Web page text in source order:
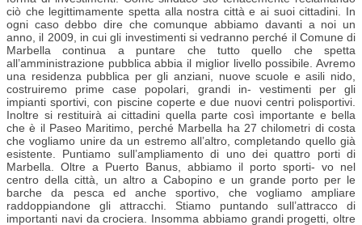
ciò che legittimamente spetta alla nostra città e ai suoi cittadini. In
ogni caso debbo dire che comunque abbiamo davanti a noi un
anno, il 2009, in cui gli investimenti si vedranno perché il Comune di
Marbella continua a puntare che tutto quello che spetta
all’amministrazione pubblica abbia il miglior livello possibile. Avremo
una residenza pubblica per gli anziani, nuove scuole e asili nido,
costruiremo prime case popolari, grandi in- vestimenti per gli
impianti sportivi, con piscine coperte e due nuovi centri polisportivi.
Inoltre si restituirà ai cittadini quella parte così importante e bella
che è il Paseo Maritimo, perché Marbella ha 27 chilometri di costa
che vogliamo unire da un estremo all’altro, completando quello già
esistente. Puntiamo sull’ampliamento di uno dei quattro porti di
Marbella. Oltre a Puerto Banus, abbiamo il porto sporti- vo nel
centro della città, un altro a Cabopino e un grande porto per le
barche da pesca ed anche sportivo, che vogliamo ampliare
raddoppiandone gli attracchi. Stiamo puntando sull’attracco di
importanti navi da crociera. Insomma abbiamo grandi progetti, oltre